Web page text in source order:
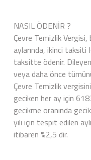
NASIL ÖDENİR ?
Çevre Temizlik
aylarında, ikinci taksiti
taksitte ödenir.
veya daha önce
Çevre Temizlik
geciken her ay için
gecikme oranında
yılı için tespit edilen
itibaren %2,5 dir.